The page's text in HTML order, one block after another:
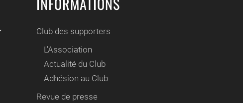
Club des supporters
L'Association
Actualité du Club
Adhésion au Club
Revue de presse